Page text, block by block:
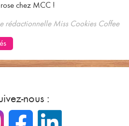
chez MCC !
rédactionnelle Miss Cookies Coffee
nous :